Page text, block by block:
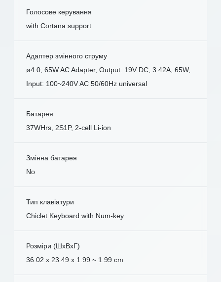
Голосове керування
with Cortana support
Адаптер змінного струму
ø4.0, 65W AC Adapter, Output: 19V DC, 3.42A, 65W,
Input: 100~240V AC 50/60Hz universal
Батарея
37WHrs, 2S1P, 2-cell Li-ion
Змінна батарея
No
Тип клавіатури
Chiclet Keyboard with Num-key
Розміри (ШxВxГ)
36.02 x 23.49 x 1.99 ~ 1.99 cm